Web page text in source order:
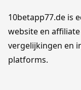
10betapp77.de is
website en
vergelijkingen en
platforms.